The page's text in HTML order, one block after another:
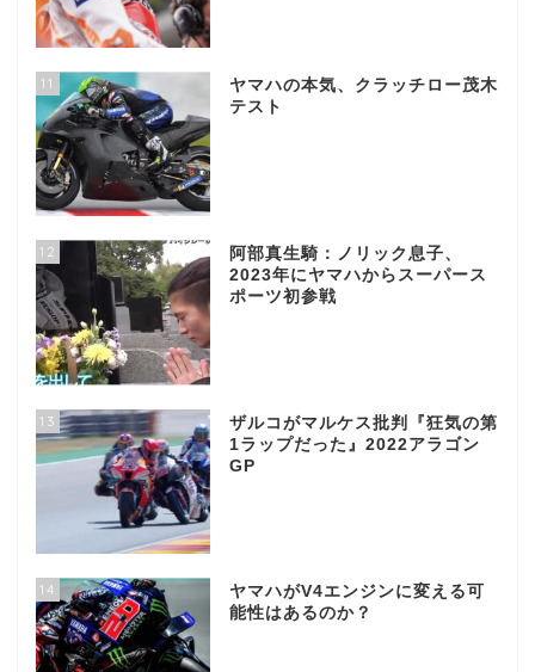
11
ヤマハの本気、クラッチロー茂木
テスト
12
阿部真生騎：ノリック息子、
2023年にヤマハからスーパース
ポーツ初参戦
13
ザルコがマルケス批判『狂気の第
1ラップだった』2022アラゴン
GP
14
ヤマハがV4エンジンに変える可
能性はあるのか？